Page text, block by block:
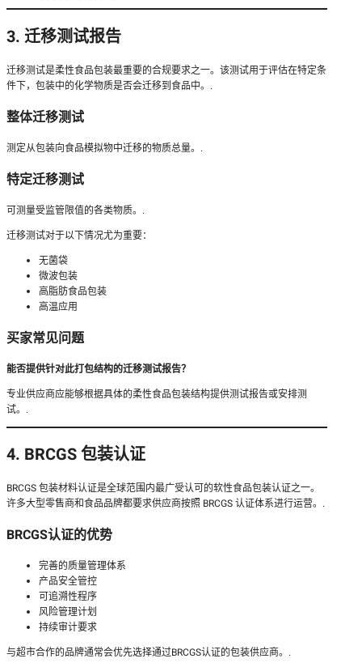
3. 迁移测试报告
迁移测试是柔性食品包装最重要的合规要求之一。该测试用于评估在特定条
件下，包装中的化学物质是否会迁移到食品中。.
整体迁移测试
测定从包装向食品模拟物中迁移的物质总量。.
特定迁移测试
可测量受监管限值的各类物质。.
迁移测试对于以下情况尤为重要：
无菌袋
微波包装
高脂肪食品包装
高温应用
买家常见问题
能否提供针对此打包结构的迁移测试报告？
专业供应商应能够根据具体的柔性食品包装结构提供测试报告或安排测
试。.
4. BRCGS 包装认证
BRCGS 包装材料认证是全球范围内最广受认可的软性食品包装认证之一。
许多大型零售商和食品品牌都要求供应商按照 BRCGS 认证体系进行运营。.
BRCGS认证的优势
完善的质量管理体系
产品安全管控
可追溯性程序
风险管理计划
持续审计要求
与超市合作的品牌通常会优先选择通过BRCGS认证的包装供应商。.